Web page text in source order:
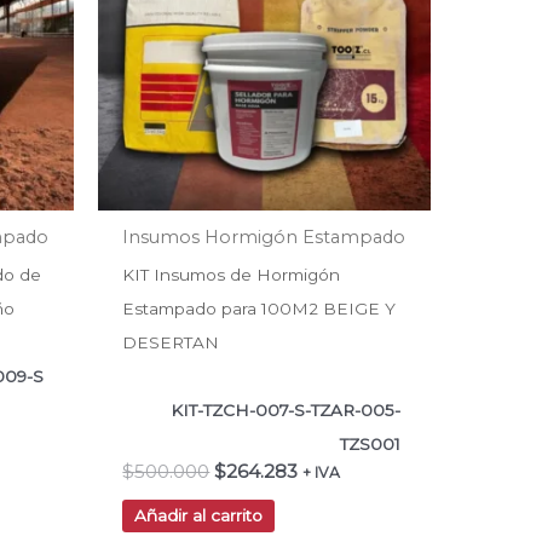
de
S
Insumos Hormigón Estampado
KIT Insumos de Hormigón
Estampado para 100M2 BEIGE Y
DESERTAN
KIT-TZCH-007-S-TZAR-005-
TZS001
$500.000 $264.283 + IVA
Añadir al carrito